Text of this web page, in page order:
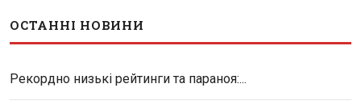
ОСТАННІ НОВИНИ
Рекордно низькі рейтинги та параноя:...